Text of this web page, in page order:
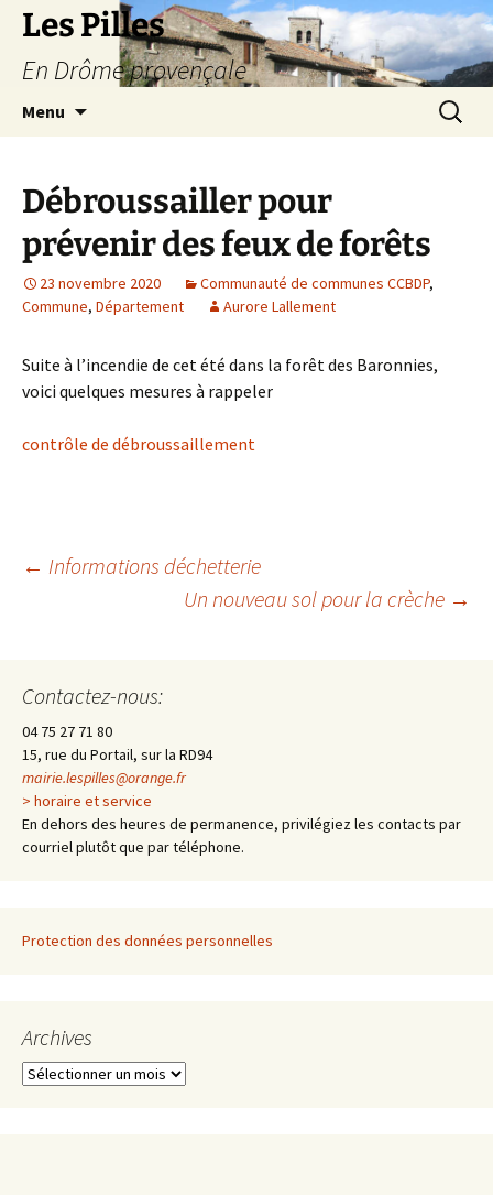
Les Pilles
En Drôme provençale
Menu
Débroussailler pour
prévenir des feux de forêts
23 novembre 2020 Communauté de communes CCBDP,
Commune, Département Aurore Lallement
Suite à l’incendie de cet été dans la forêt des Baronnies,
voici quelques mesures à rappeler
contrôle de débroussaillement
Navigation
des
articles
← Informations déchetterie
Un nouveau sol pour la crèche →
Contactez-nous:
04 75 27 71 80
15, rue du Portail, sur la RD94
mairie.lespilles@orange.fr
> horaire et service
En dehors des heures de permanence, privilégiez les contacts par
courriel plutôt que par téléphone.
Protection des données personnelles
Archives
A